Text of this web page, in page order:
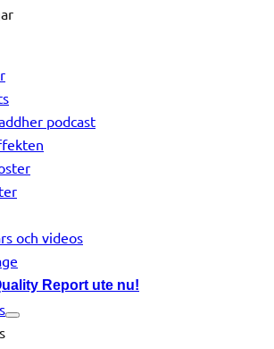
podcast
och videos
Report ute nu!